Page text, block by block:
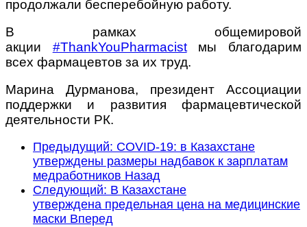
продолжали бесперебойную работу.
В рамках общемировой
акции #ThankYouPharmacistмы благодарим
всех фармацевтов за их труд.
Марина Дурманова, президент Ассоциации
поддержки и развития фармацевтической
деятельности РК.
Предыдущий: COVID-19: в Казахстане
утверждены размеры надбавок к зарплатам
медработников Назад
Следующий: В Казахстане
утверждена предельная цена на медицинские
маски Вперед